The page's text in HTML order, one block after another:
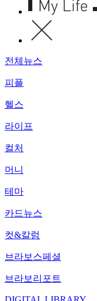
전체뉴스
피플
헬스
라이프
컬처
머니
테마
카드뉴스
컷&칼럼
브라보스페셜
브라보리포트